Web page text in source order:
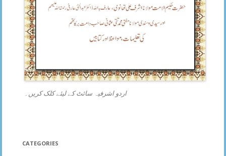
اردو اشرفیہ سائٹ کے لیئے کلک کریں۔
CATEGORIES